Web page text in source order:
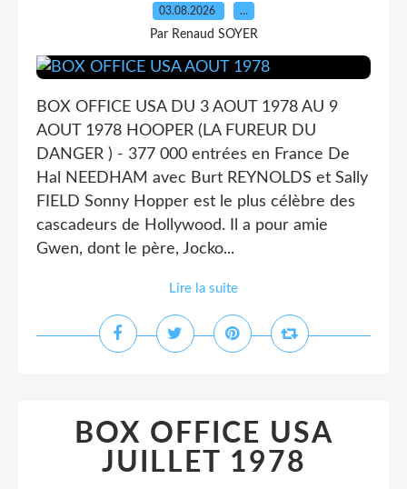
03.08.2026 …
Par Renaud SOYER
BOX OFFICE USA DU 3 AOUT 1978 AU 9
AOUT 1978 HOOPER (LA FUREUR DU
DANGER ) - 377 000 entrées en France De
Hal NEEDHAM avec Burt REYNOLDS et Sally
FIELD Sonny Hopper est le plus célèbre des
cascadeurs de Hollywood. Il a pour amie
Gwen, dont le père, Jocko...
Lire la suite
BOX OFFICE USA
JUILLET 1978